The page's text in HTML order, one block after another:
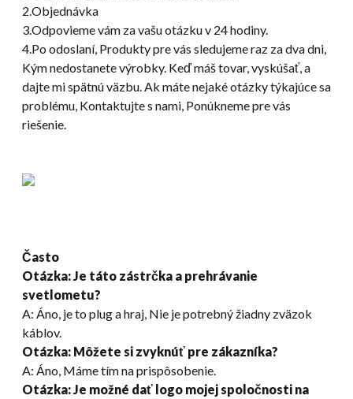
2.Objednávka
3.Odpovieme vám za vašu otázku v 24 hodiny.
4.Po odoslaní, Produkty pre vás sledujeme raz za dva dni,
Kým nedostanete výrobky. Keď máš tovar, vyskúšať, a
dajte mi spätnú väzbu. Ak máte nejaké otázky týkajúce sa
problému, Kontaktujte s nami, Ponúkneme pre vás
riešenie.
Často
Otázka: Je táto zástrčka a prehrávanie
svetlometu?
A: Áno, je to plug a hraj, Nie je potrebný žiadny zväzok
káblov.
Otázka: Môžete si zvyknúť pre zákazníka?
A: Áno, Máme tím na prispôsobenie.
Otázka: Je možné dať logo mojej spoločnosti na